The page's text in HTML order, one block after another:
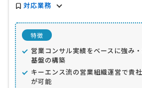
対応業務
特徴
営業コンサル実績をベースに強み
基盤の構築
キーエンス流の営業組織運営で貴
が可能